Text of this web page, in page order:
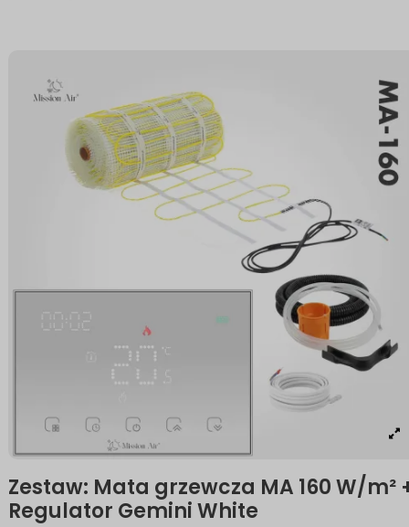
Zestaw: Mata grzewcza MA 160 W/m²
Regulator Gemini White